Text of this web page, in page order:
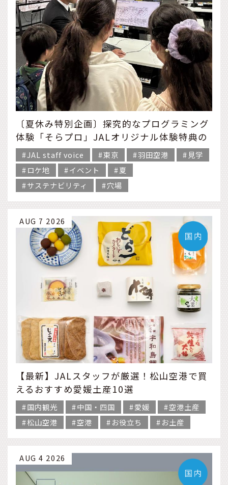
〔夏休み特別企画〕探究的なプログラミング
体験「そらプロ」JALオリジナル体験特典の
ご紹介
JAL staff voice 東京 羽田空港
見学
ロケ地
イベント
夏
サステナビリティ
穴場
【最新】JALスタッフが厳選！松山空港で買
えるおすすめ愛媛土産10選
AUG 7 2026
国内観光 中国・四国 愛媛
空港土産
松山空港
空港 お役立ち お土産
AUG 4 2026